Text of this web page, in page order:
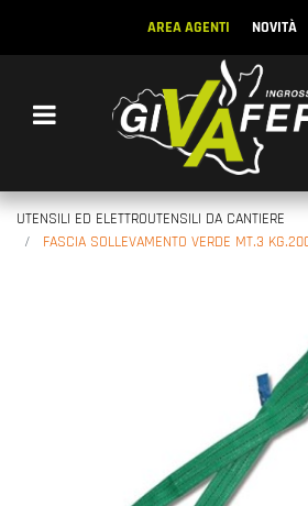
AREA AGENTI NOVITÀ
Open menu
UTENSILI ED ELETTROUTENSILI DA CANTIERE
FASCIA SOLLEVAMENTO VERDE MT.3